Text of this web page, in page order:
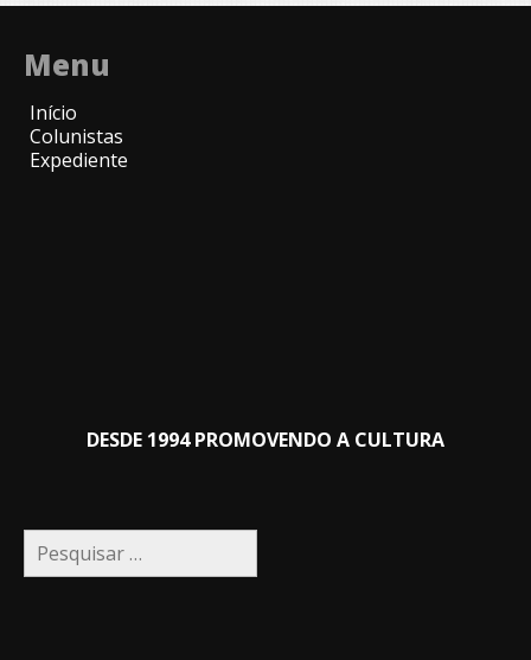
Menu
Início
Colunistas
Expediente
DESDE 1994 PROMOVENDO A CULTURA
Pesquisar
por: